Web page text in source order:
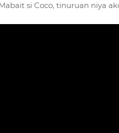
si Coco, tinuruan niya